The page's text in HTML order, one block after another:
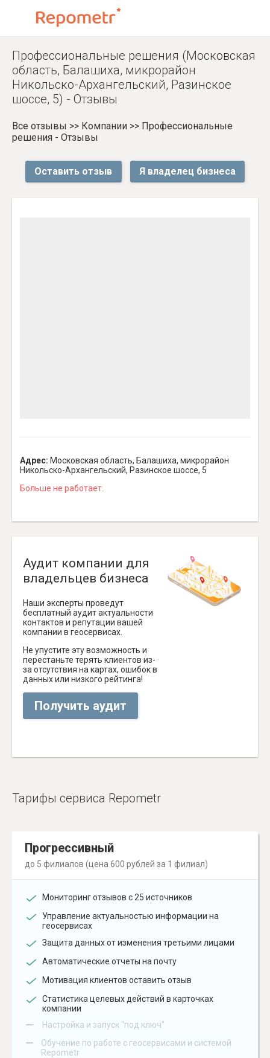
Профессиональные решения (Московская
область, Балашиха, микрорайон
Никольско-Архангельский, Разинское
шоссе, 5) - Отзывы
Все отзывы >> Компании >> Профессиональные
решения - Отзывы
Оставить отзыв Я владелец бизнеса
Адрес: Московская область, Балашиха, микрорайон
Никольско-Архангельский, Разинское шоссе, 5
Больше не работает.
Аудит компании для
владельцев бизнеса
Наши эксперты проведут
бесплатный аудит актуальности
контактов и репутации вашей
компании в геосервисах.
Не упустите эту возможность и
перестаньте терять клиентов из-
за отсутствия на картах, ошибок в
данных или низкого рейтинга!
Получить аудит
Тарифы сервиса Repometr
Прогрессивный
до 5 филиалов (цена 600 рублей за 1 филиал)
Мониторинг отзывов с 25 источников
Управление актуальностью информации на
геосервисах
Защита данных от изменения третьими лицами
Автоматические отчеты на почту
Мотивация клиентов оставить отзыв
Статистика целевых действий в карточках
компании
– Настройка и запуск "под ключ"
–
Обучение по работе с геосервисами и системой
Repometr